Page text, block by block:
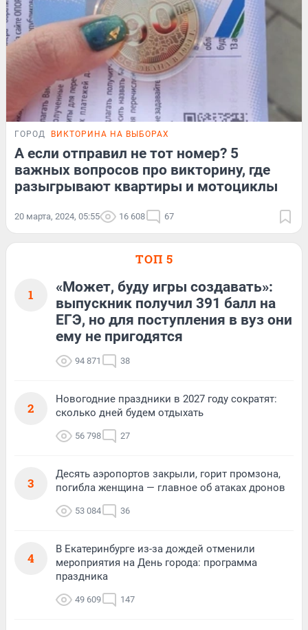
ГОРОД ВИКТОРИНА НА ВЫБОРАХ
А если отправил не тот номер? 5
важных вопросов про викторину, где
разыгрывают квартиры и мотоциклы
20 марта, 2024, 05:55 16 608 67
ТОП 5
1
«Может, буду игры создавать»:
выпускник получил 391 балл на
ЕГЭ, но для поступления в вуз они
ему не пригодятся
94 871 38
2
Новогодние праздники в 2027 году сократят:
сколько дней будем отдыхать
56 798 27
3
Десять аэропортов закрыли, горит промзона,
погибла женщина — главное об атаках дронов
53 084 36
4
В Екатеринбурге из-за дождей отменили
мероприятия на День города: программа
праздника
49 609 147